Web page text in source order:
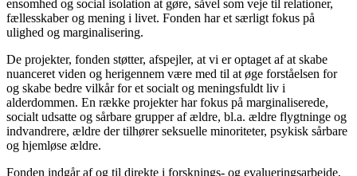
ensomhed og social isolation at gøre, såvel som veje til relationer,
fællesskaber og mening i livet. Fonden har et særligt fokus på
ulighed og marginalisering.
De projekter, fonden støtter, afspejler, at vi er optaget af at skabe
nuanceret viden og herigennem være med til at øge forståelsen for
og skabe bedre vilkår for et socialt og meningsfuldt liv i
alderdommen. En række projekter har fokus på marginaliserede,
socialt udsatte og sårbare grupper af ældre, bl.a. ældre flygtninge og
indvandrere, ældre der tilhører seksuelle minoriteter, psykisk sårbare
og hjemløse ældre.
Fonden indgår af og til direkte i forsknings- og evalueringsarbejde,